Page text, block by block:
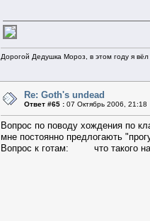
Дорогой Дедушка Мороз, в этом году я
Re: Goth's undead
Ответ #65 : 07 Октябрь 2006, 21:18
Вопрос по поводу хождения по
мне постоянно предлогають
Вопрос к готам: что такого на